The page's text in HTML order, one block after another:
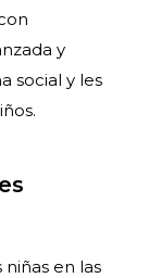
y
social y les
en las